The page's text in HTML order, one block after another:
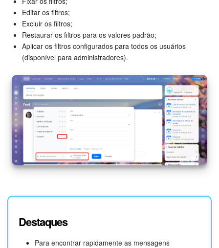
Editar os filtros;
Excluir os filtros;
Restaurar os filtros para os valores padrão;
Aplicar os filtros configurados para todos os usuários
(disponível para administradores).
Destaques
Para encontrar rapidamente as mensagens